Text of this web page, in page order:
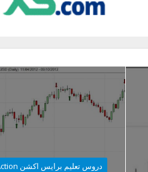
دروس تعليم برايس اكشن Price Action